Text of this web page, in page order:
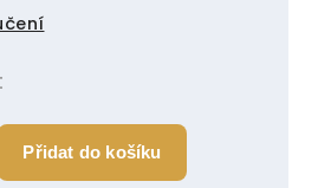
Přidat do košíku